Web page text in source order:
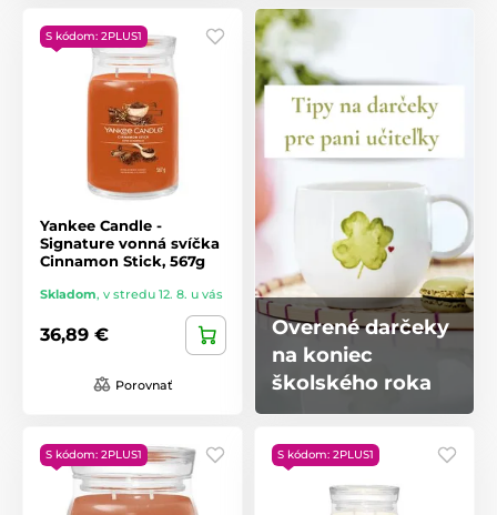
S kódom: 2PLUS1
Yankee Candle -
Signature vonná svíčka
Cinnamon Stick, 567g
Skladom, v stredu 12. 8. u vás
36,89 €
Porovnať
Overené darčeky
na koniec
školského roka
S kódom: 2PLUS1 S kódom: 2PLUS1